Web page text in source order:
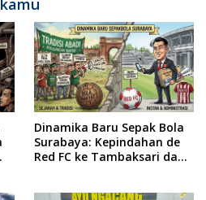
Dinamika Baru Sepak Bola
Surabaya: Kepindahan de
Red FC ke Tambaksari dan